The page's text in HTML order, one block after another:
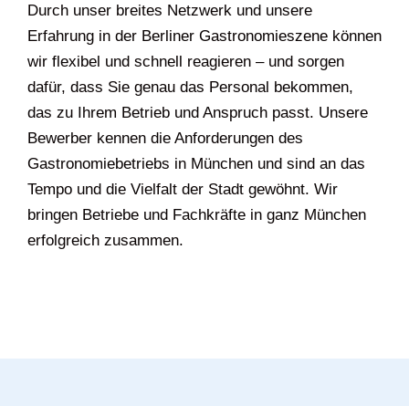
Durch unser breites Netzwerk und unsere
Erfahrung in der Berliner Gastronomieszene können
wir flexibel und schnell reagieren – und sorgen
dafür, dass Sie genau das Personal bekommen,
das zu Ihrem Betrieb und Anspruch passt. Unsere
Bewerber kennen die Anforderungen des
Gastronomiebetriebs in München und sind an das
Tempo und die Vielfalt der Stadt gewöhnt. Wir
bringen Betriebe und Fachkräfte in ganz München
erfolgreich zusammen.